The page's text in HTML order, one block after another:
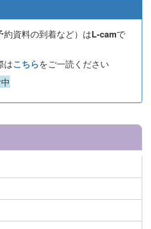
約資料の到着など）はL-camで
はこちらをご一読ください